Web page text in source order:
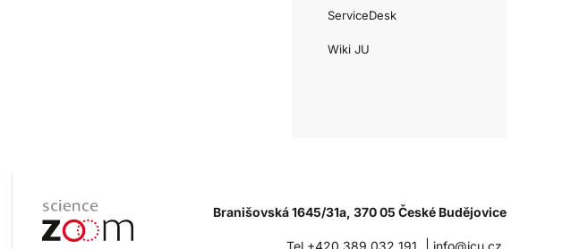
ServiceDesk
Wiki JU
Branišovská 1645/31a, 370 05 České Budějovice
Tel.+420 389 032 191 info@jcu.cz